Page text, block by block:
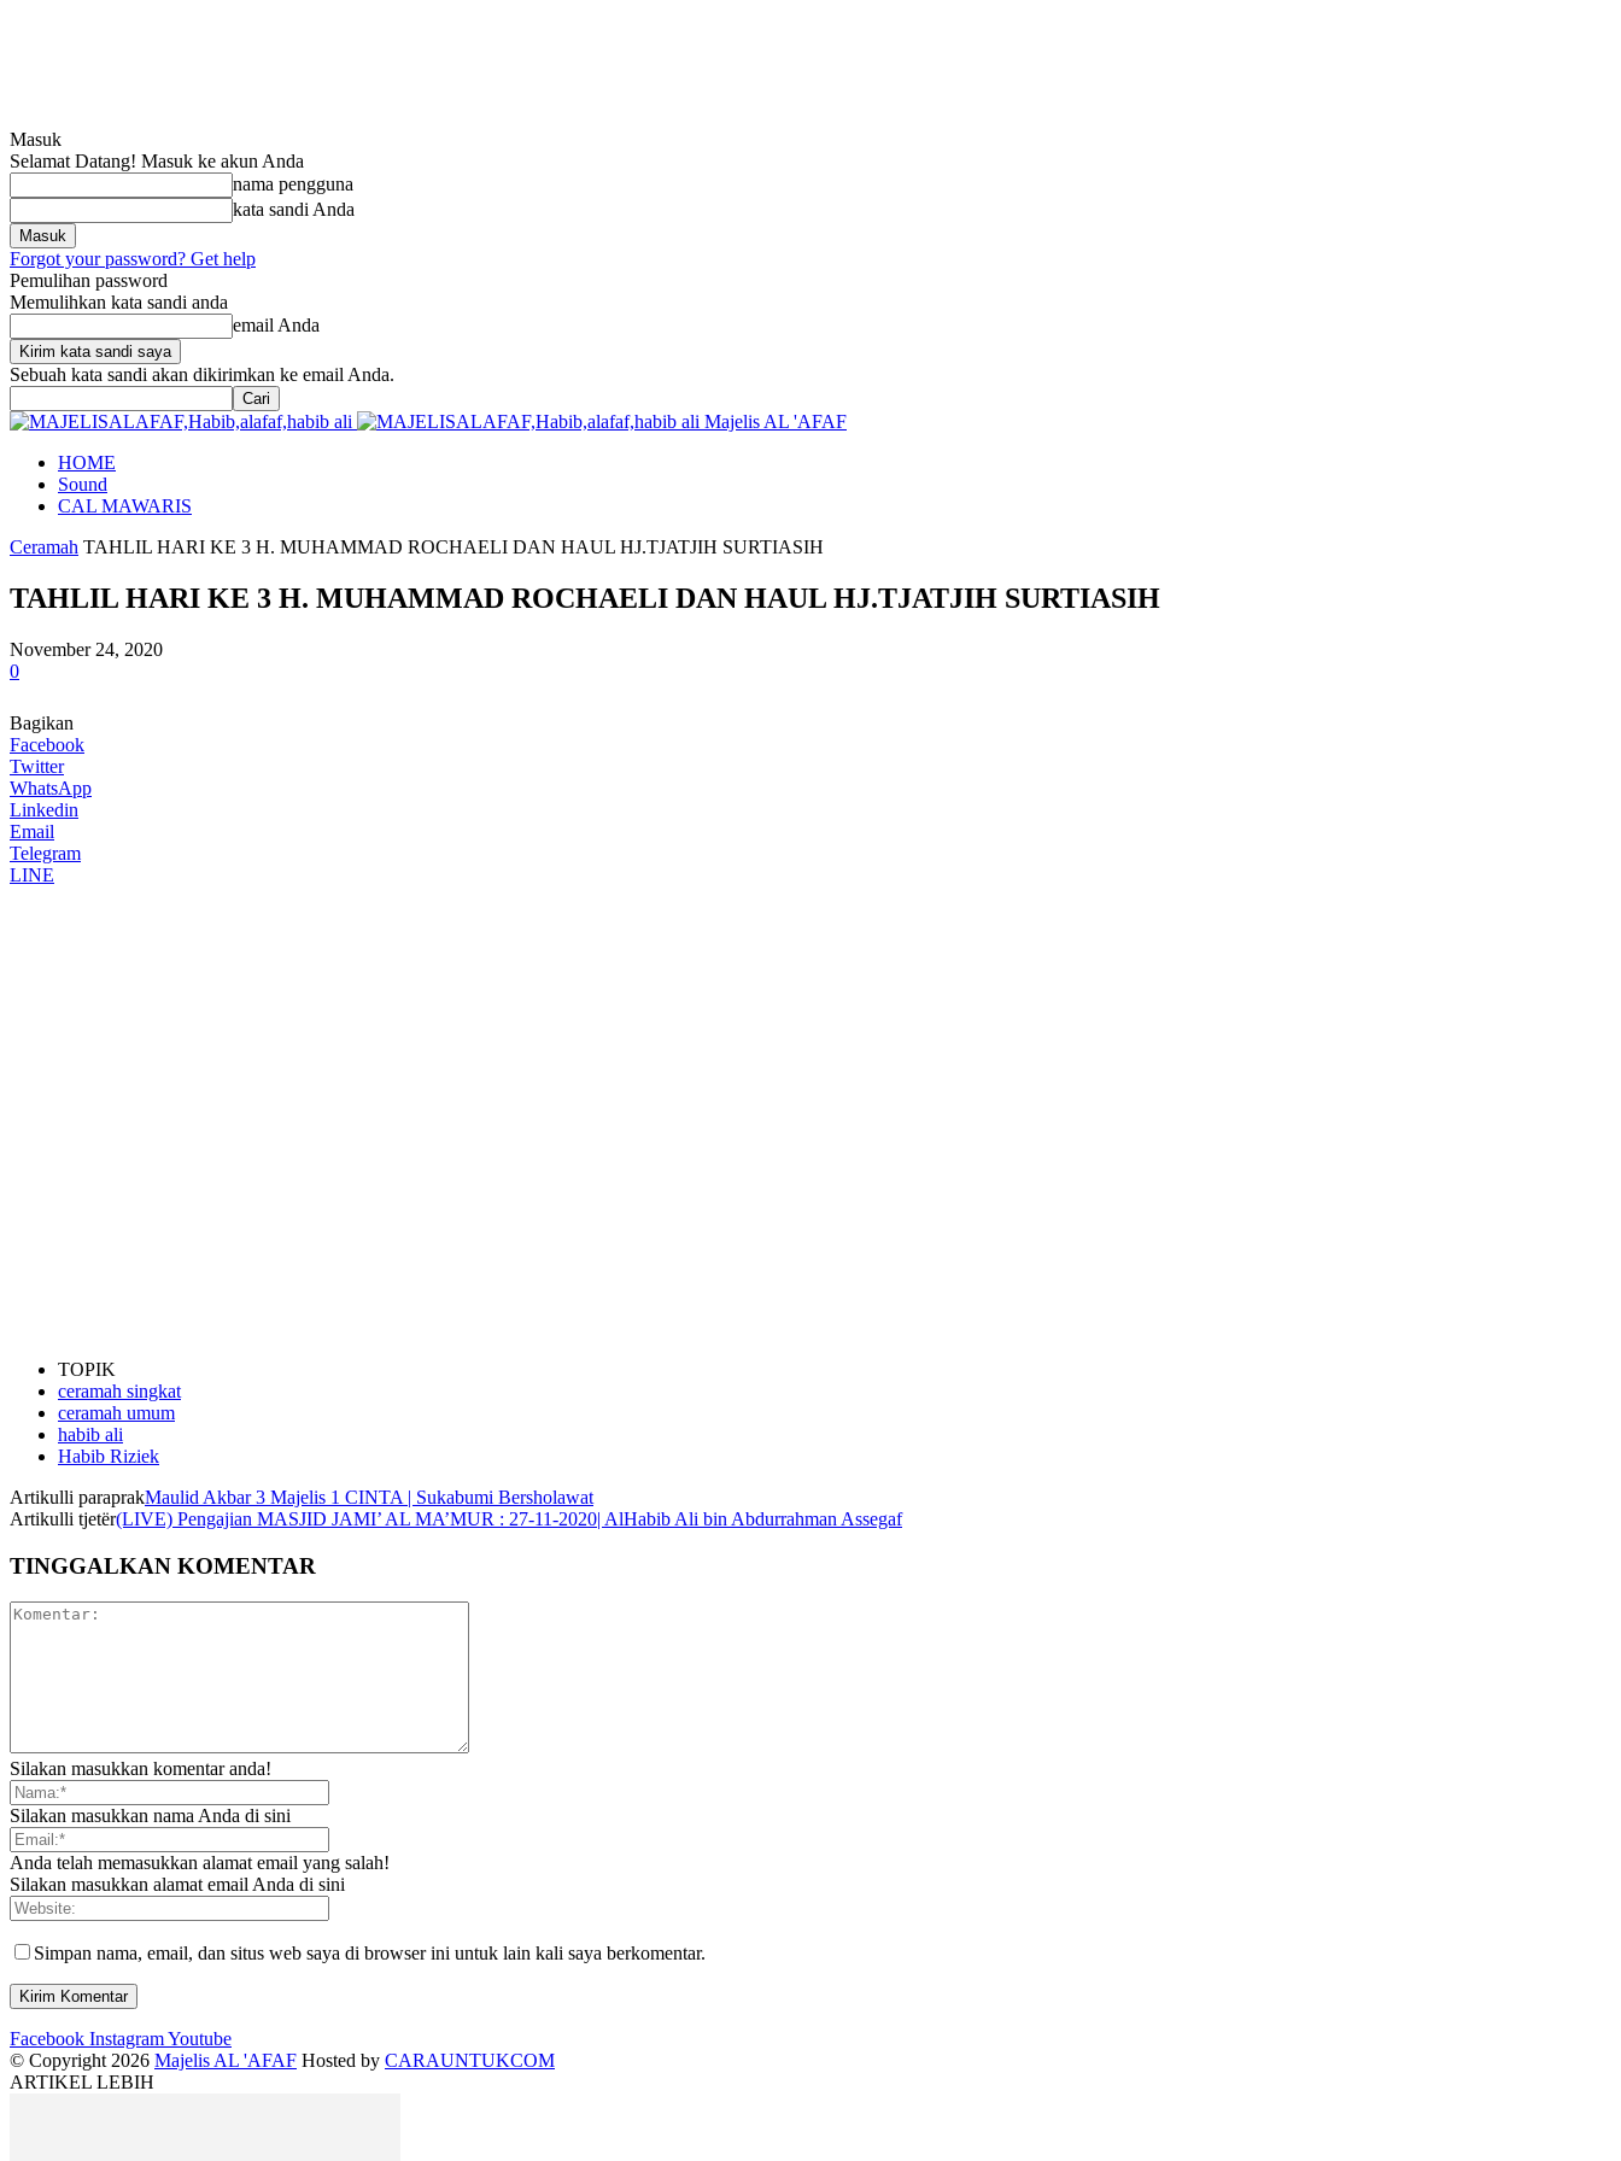
Masuk
Selamat Datang! Masuk ke akun Anda
nama pengguna
kata sandi Anda
Forgot your password? Get help
Pemulihan password
Memulihkan kata sandi anda
email Anda
Sebuah kata sandi akan dikirimkan ke email Anda.
Majelis AL 'AFAF
HOME
Sound
CAL MAWARIS
Ceramah TAHLIL HARI KE 3 H. MUHAMMAD ROCHAELI DAN HAUL HJ.TJATJIH SURTIASIH
TAHLIL HARI KE 3 H. MUHAMMAD ROCHAELI DAN HAUL HJ.TJATJIH SURTIASIH
November 24, 2020
0
Bagikan
Facebook
Twitter
WhatsApp
Linkedin
Email
Telegram
LINE
TOPIK
ceramah singkat
ceramah umum
habib ali
Habib Riziek
Artikulli paraprakMaulid Akbar 3 Majelis 1 CINTA | Sukabumi Bersholawat
Artikulli tjetër(LIVE) Pengajian MASJID JAMI’ AL MA’MUR : 27-11-2020| AlHabib Ali bin Abdurrahman Assegaf
TINGGALKAN KOMENTAR
Silakan masukkan komentar anda!
Silakan masukkan nama Anda di sini
Anda telah memasukkan alamat email yang salah!
Silakan masukkan alamat email Anda di sini
Simpan nama, email, dan situs web saya di browser ini untuk lain kali saya berkomentar.
Facebook InstagramYoutube
© Copyright 2026 Majelis AL 'AFAF Hosted by CARAUNTUKCOM
ARTIKEL LEBIH